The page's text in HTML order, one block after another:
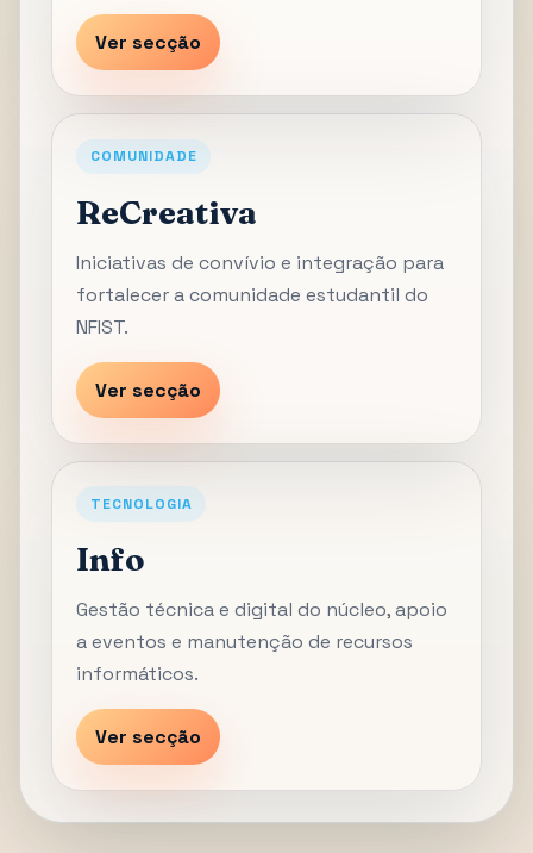
Ver secção
COMUNIDADE
ReCreativa
Iniciativas de convívio e integração para
fortalecer a comunidade estudantil do
NFIST.
Ver secção
TECNOLOGIA
Info
Gestão técnica e digital do núcleo, apoio
a eventos e manutenção de recursos
informáticos.
Ver secção